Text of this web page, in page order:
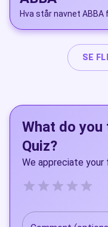
Hva står navnet ABBA
SE
What do
Quiz?
We appreciate